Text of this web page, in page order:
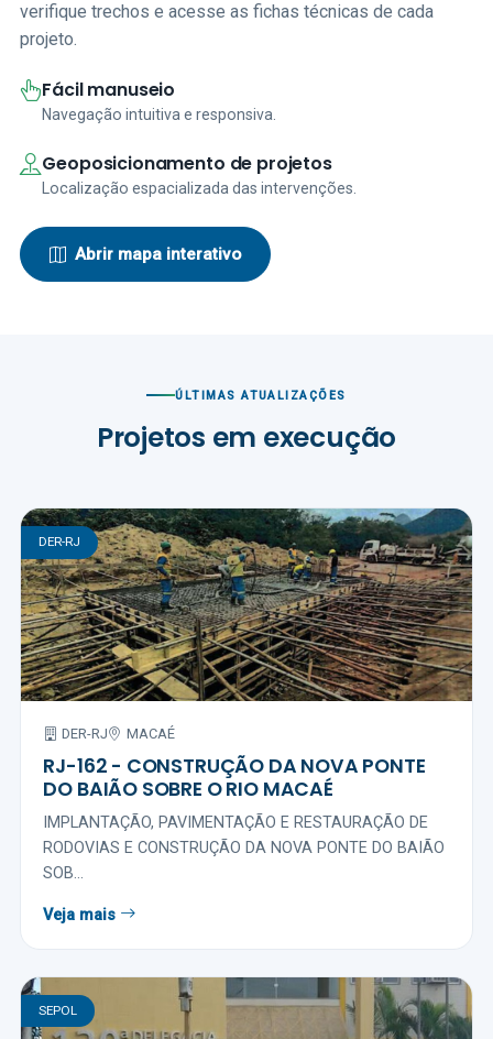
verifique trechos e acesse as fichas técnicas de cada
projeto.
Fácil manuseio
Navegação intuitiva e responsiva.
Geoposicionamento de projetos
Localização espacializada das intervenções.
Abrir mapa interativo
ÚLTIMAS ATUALIZAÇÕES
Projetos em execução
DER-RJ
DER-RJ MACAÉ
RJ-162 - CONSTRUÇÃO DA NOVA PONTE
DO BAIÃO SOBRE O RIO MACAÉ
IMPLANTAÇÃO, PAVIMENTAÇÃO E RESTAURAÇÃO DE
RODOVIAS E CONSTRUÇÃO DA NOVA PONTE DO BAIÃO
SOB...
Veja mais
SEPOL